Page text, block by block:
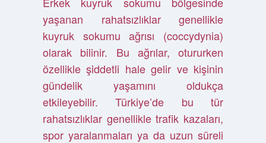
yaşanan rahatsızlıklar genellikle
kuyruk sokumu ağrısı (coccydynia)
olarak bilinir. Bu ağrılar, otururken
özellikle şiddetli hale gelir ve kişinin
gündelik yaşamını oldukça
etkileyebilir. Türkiye’de bu tür
rahatsızlıklar genellikle trafik kazaları,
spor yaralanmaları ya da uzun süreli